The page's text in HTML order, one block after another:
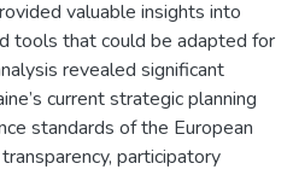
valuable insights into
tools that could be adapted for
revealed significant
current strategic planning
standards of the European
participatory